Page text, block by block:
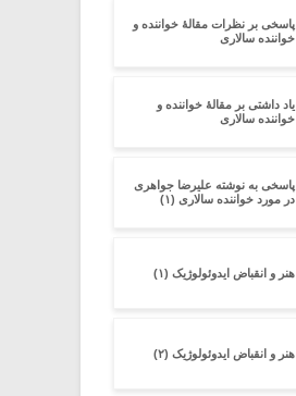
پاسخی بر نظرات مقالۀ خواننده و
خواننده سالاری
یاد داشتی بر مقالۀ خواننده و
خواننده سالاری
پاسخی به نوشته علیرضا جواهری
در مورد خواننده سالاری (۱)
هنر و انقباض ایدوئولوژیک (۱)
هنر و انقباض ایدوئولوژیک (۲)